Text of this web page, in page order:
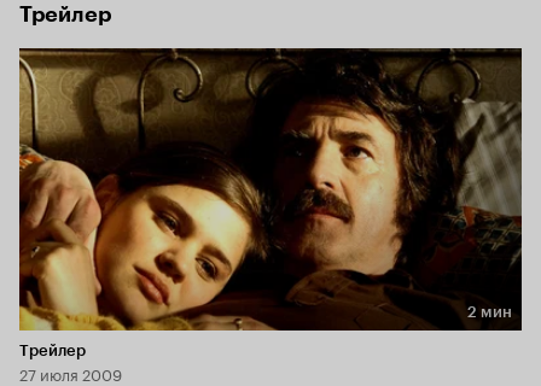
Трейлер
Длительность 2 мин
2 мин
Трейлер
27 июля 2009